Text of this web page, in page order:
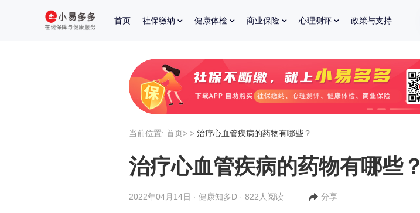
首页 社保缴纳 健康体检 商业保险 心理测评 政策与支持
当前位置: 首页> > 治疗心血管疾病的药物有哪些？
治疗心血管疾病的药物有哪些？
2022年04月14日 · 健康知多D · 822人阅读 分享